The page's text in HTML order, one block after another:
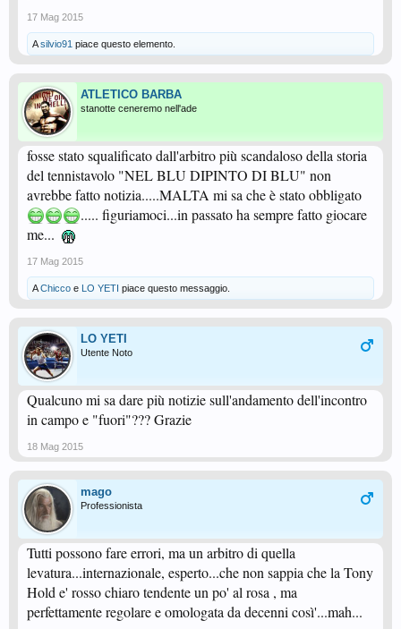
17 Mag 2015
Asilvio91 piace questo elemento.
ATLETICO BARBA
stanotte ceneremo nell'ade
fosse stato squalificato dall'arbitro più scandaloso della storia
del tennistavolo "NEL BLU DIPINTO DI BLU" non
avrebbe fatto notizia.....MALTA mi sa che è stato obbligato
..... figuriamoci...in passato ha sempre fatto giocare
me...
17 Mag 2015
AChicco e LO YETI piace questo messaggio.
LO YETI
Utente Noto
Qualcuno mi sa dare più notizie sull'andamento dell'incontro
in campo e "fuori"??? Grazie
18 Mag 2015
mago
Professionista
Tutti possono fare errori, ma un arbitro di quella
levatura...internazionale, esperto...che non sappia che la Tony
Hold e' rosso chiaro tendente un po' al rosa , ma
perfettamente regolare e omologata da decenni così'...mah...